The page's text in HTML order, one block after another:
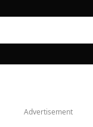
Advertisement